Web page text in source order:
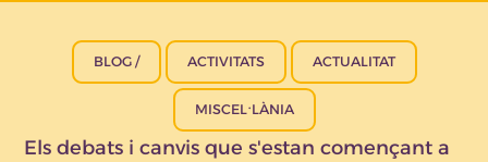
BLOG / ACTIVITATS ACTUALITAT
MISCEL·LÀNIA
Els debats i canvis que s'estan començant a